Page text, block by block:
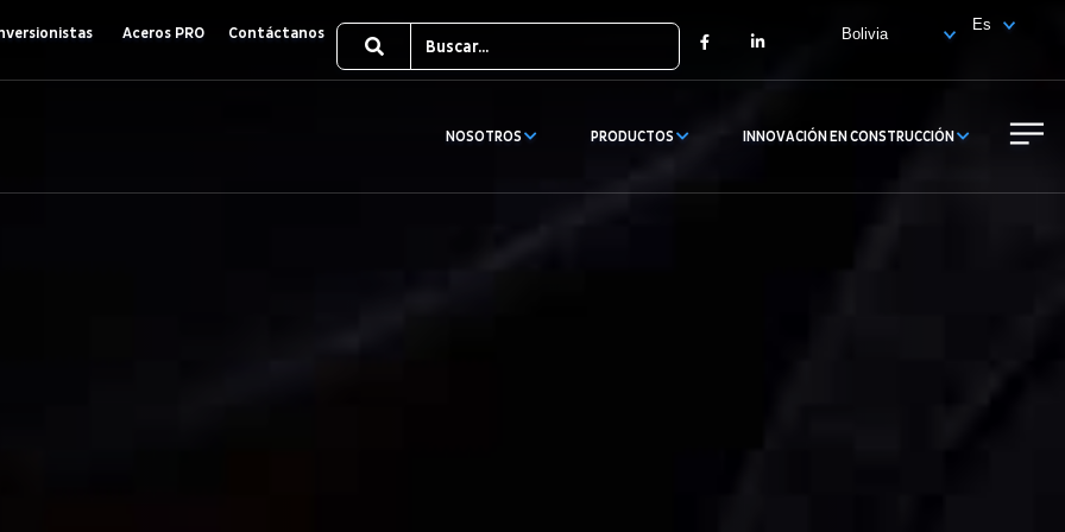
Aceros PRO Contáctanos FacebookLinkedIn
NOSOTROS PRODUCTOS INNOVACIÓN EN CONSTRUCCIÓN